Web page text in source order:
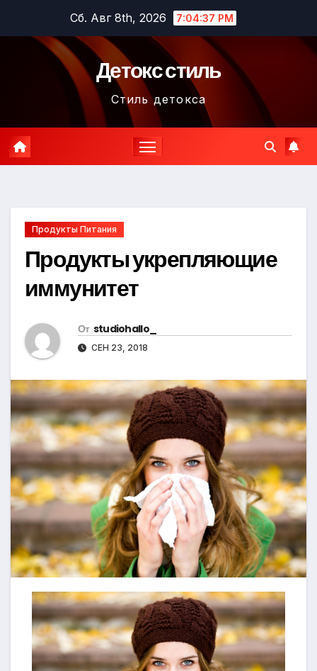
содержимому
Сб. Авг 8th, 2026 7:04:38 PM
Детокс стиль
Стиль детокса
Продукты Питания
Продукты укрепляющие
иммунитет
От studiohallo_
СЕН 23, 2018